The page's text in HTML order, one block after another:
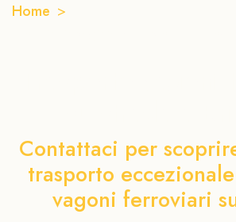
Home
Contattaci per
trasporto
vagoni ferroviari